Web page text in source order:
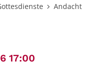
Andacht
17:00